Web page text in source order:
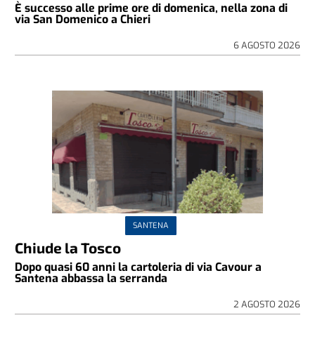
È successo alle prime ore di domenica, nella zona di
via San Domenico a Chieri
6 AGOSTO 2026
SANTENA
Chiude la Tosco
Dopo quasi 60 anni la cartoleria di via Cavour a
Santena abbassa la serranda
2 AGOSTO 2026